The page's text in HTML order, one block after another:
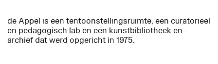
de Appel is een tentoonstellingsruimte, een curatorieel
en pedagogisch lab en een kunstbibliotheek en -
archief dat werd opgericht in 1975.